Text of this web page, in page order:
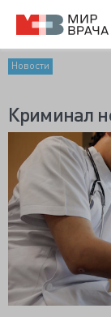
Новости
Криминал